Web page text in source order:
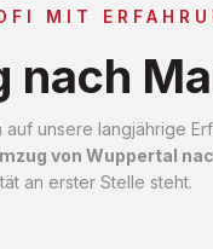
MIT
nach
auf unsere langjährige
von Wuppertal
an erster Stelle steht.